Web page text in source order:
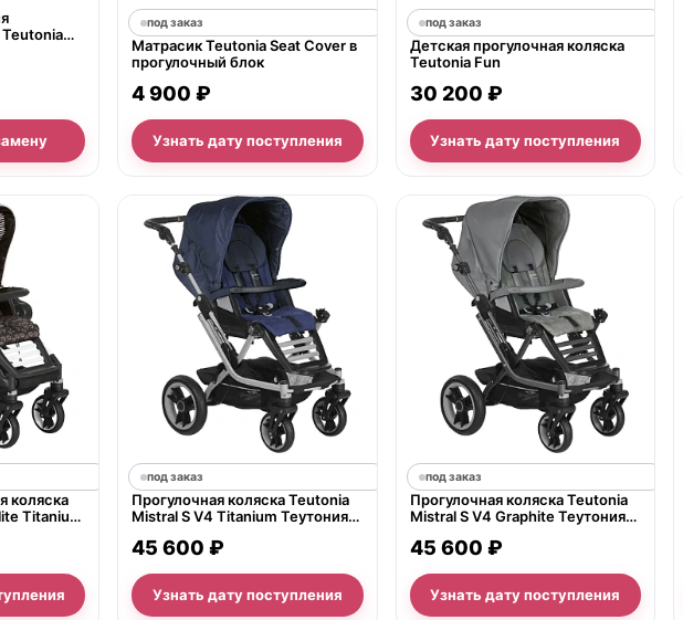
Teutonia
под заказ
Матрасик Teutonia Seat Cover в
прогулочный блок
4 900 ₽
Узнать дату поступления
под заказ
Детская прогулочная коляска
Teutonia Fun
30 200 ₽
Узнать дату поступления
коляска
Titanium
под заказ
Прогулочная коляска Teutonia
Mistral S V4 Titanium Теутония
2016
45 600 ₽
Узнать дату поступления
под заказ
Прогулочная коляска Teutonia
Mistral S V4 Graphite Теутония
2016
45 600 ₽
Узнать дату поступления